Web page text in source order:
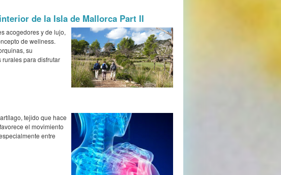
de la Isla de Mallorca Part II
acogedores y de lujo,
de wellness.
su
para disfrutar
tejido que hace
el movimiento
entre